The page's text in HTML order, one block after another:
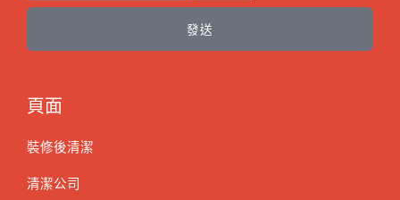
發送
頁面
裝修後清潔
清潔公司